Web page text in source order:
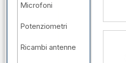
Microfoni
Potenziometri
Ricambi antenne